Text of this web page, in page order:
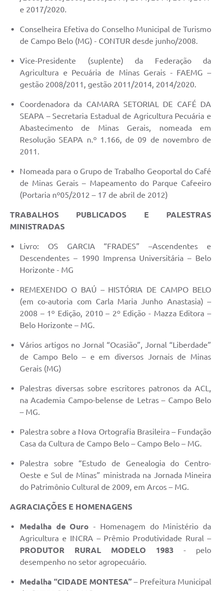
e 2017/2020.
Conselheira Efetiva do Conselho Municipal de Turismo
de Campo Belo (MG) - CONTUR desde junho/2008.
Vice-Presidente (suplente) da Federação da
Agricultura e Pecuária de Minas Gerais - FAEMG –
gestão 2008/2011, gestão 2011/2014, 2014/2020.
Coordenadora da CAMARA SETORIAL DE CAFÉ DA
SEAPA – Secretaria Estadual de Agricultura Pecuária e
Abastecimento de Minas Gerais, nomeada em
Resolução SEAPA n.º 1.166, de 09 de novembro de
2011.
Nomeada para o Grupo de Trabalho Geoportal do Café
de Minas Gerais – Mapeamento do Parque Cafeeiro
(Portaria nº05/2012 – 17 de abril de 2012)
TRABALHOS PUBLICADOS E PALESTRAS
MINISTRADAS
Livro: OS GARCIA “FRADES” –Ascendentes e
Descendentes – 1990 Imprensa Universitária – Belo
Horizonte - MG
REMEXENDO O BAÚ – HISTÓRIA DE CAMPO BELO
(em co-autoria com Carla Maria Junho Anastasia) –
2008 – 1º Edição, 2010 – 2º Edição - Mazza Editora –
Belo Horizonte – MG.
Vários artigos no Jornal “Ocasião”, Jornal “Liberdade”
de Campo Belo – e em diversos Jornais de Minas
Gerais (MG)
Palestras diversas sobre escritores patronos da ACL,
na Academia Campo-belense de Letras – Campo Belo
– MG.
Palestra sobre a Nova Ortografia Brasileira – Fundação
Casa da Cultura de Campo Belo – Campo Belo – MG.
Palestra sobre “Estudo de Genealogia do Centro-
Oeste e Sul de Minas” ministrada na Jornada Mineira
do Patrimônio Cultural de 2009, em Arcos – MG.
AGRACIAÇÕES E HOMENAGENS
Medalha de Ouro - Homenagem do Ministério da
Agricultura e INCRA – Prêmio Produtividade Rural –
PRODUTOR RURAL MODELO 1983 - pelo
desempenho no setor agropecuário.
Medalha “CIDADE MONTESA” – Prefeitura Municipal